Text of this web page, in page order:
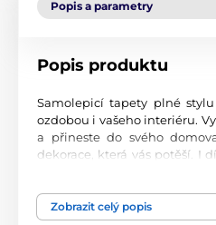
Popis a parametry
Popis produktu
Samolepicí tapety plné
ozdobou i vašeho interiéru.
a přineste do svého
dekorace, která vás potěší. I
Perfektní tiskové zpracování
Zobrazit celý popis